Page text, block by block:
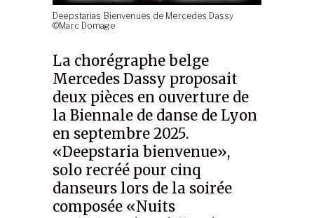
Deepstarias Bienvenues de Mercedes Dassy
©Marc Domage
La chorégraphe belge
Mercedes Dassy proposait
deux pièces en ouverture de
la Biennale de danse de Lyon
en septembre 2025.
«Deepstaria bienvenue»,
solo recréé pour cinq
danseurs lors de la soirée
composée «Nuits